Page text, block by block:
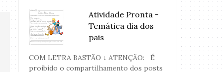
Atividade Pronta -
Temática dia dos
pais
COM LETRA BASTÃO ↓ ATENÇÃO: É
proibido o compartilhamento dos posts